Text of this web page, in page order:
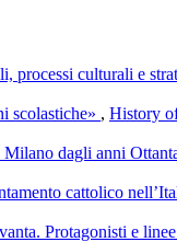
processi culturali e
scolastiche» , History
Milano dagli anni
cattolico
Protagonisti e